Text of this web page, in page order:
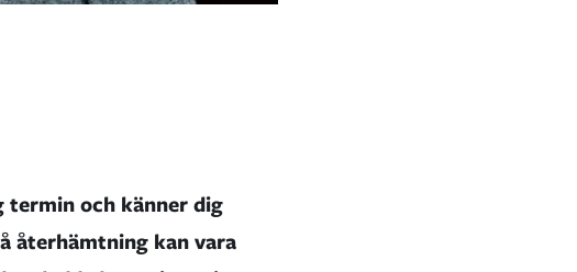
termin och känner dig
återhämtning kan vara